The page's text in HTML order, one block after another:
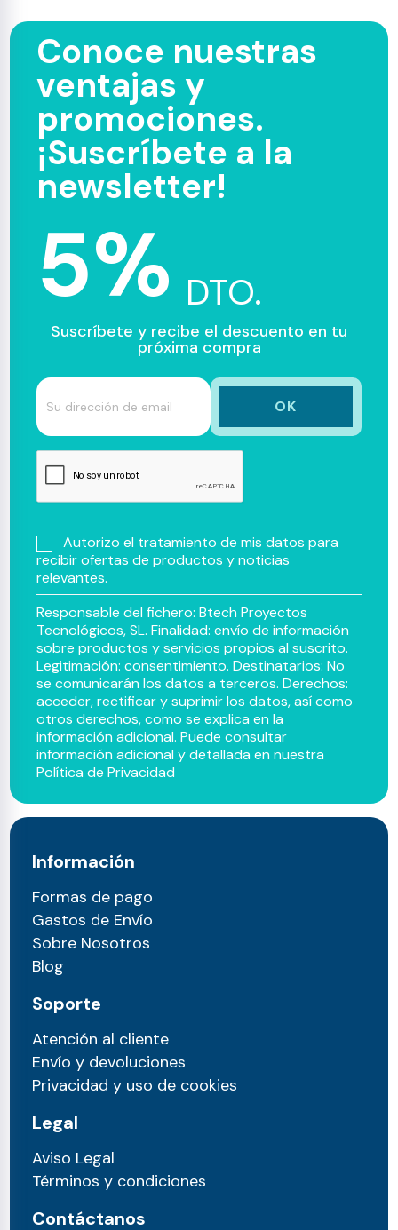
Conoce nuestras
ventajas y
promociones.
¡Suscríbete a la
newsletter!
5% DTO.
Suscríbete y recibe el descuento en tu
próxima compra
Autorizo el tratamiento de mis datos para
recibir ofertas de productos y noticias
relevantes.
Responsable del fichero: Btech Proyectos
Tecnológicos, SL. Finalidad: envío de información
sobre productos y servicios propios al suscrito.
Legitimación: consentimiento. Destinatarios: No
se comunicarán los datos a terceros. Derechos:
acceder, rectificar y suprimir los datos, así como
otros derechos, como se explica en la
información adicional. Puede consultar
información adicional y detallada en nuestra
Política de Privacidad
Información
Formas de pago
Gastos de Envío
Sobre Nosotros
Blog
Soporte
Atención al cliente
Envío y devoluciones
Privacidad y uso de cookies
Legal
Aviso Legal
Términos y condiciones
Contáctanos